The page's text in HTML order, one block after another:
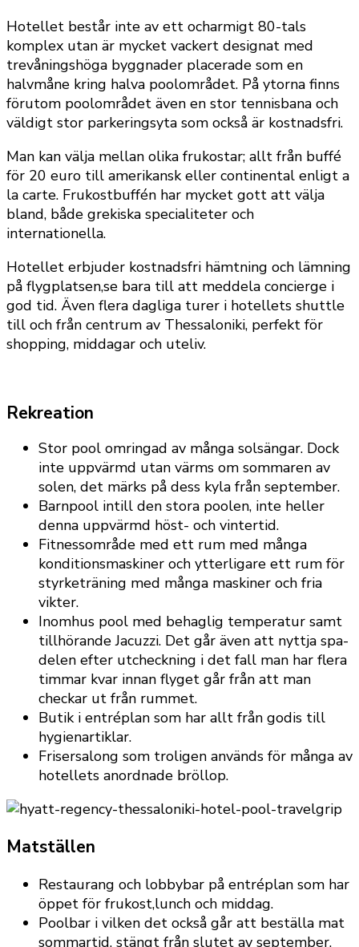
Hotellet består inte av ett ocharmigt 80-tals
komplex utan är mycket vackert designat med
trevåningshöga byggnader placerade som en
halvmåne kring halva poolområdet. På ytorna finns
förutom poolområdet även en stor tennisbana och
väldigt stor parkeringsyta som också är kostnadsfri.
Man kan välja mellan olika frukostar; allt från buffé
för 20 euro till amerikansk eller continental enligt a
la carte. Frukostbuffén har mycket gott att välja
bland, både grekiska specialiteter och
internationella.
Hotellet erbjuder kostnadsfri hämtning och lämning
på flygplatsen,se bara till att meddela concierge i
god tid. Även flera dagliga turer i hotellets shuttle
till och från centrum av Thessaloniki, perfekt för
shopping, middagar och uteliv.
Rekreation
Stor pool omringad av många solsängar. Dock
inte uppvärmd utan värms om sommaren av
solen, det märks på dess kyla från september.
Barnpool intill den stora poolen, inte heller
denna uppvärmd höst- och vintertid.
Fitnessområde med ett rum med många
konditionsmaskiner och ytterligare ett rum för
styrketräning med många maskiner och fria
vikter.
Inomhus pool med behaglig temperatur samt
tillhörande Jacuzzi. Det går även att nyttja spa-
delen efter utcheckning i det fall man har flera
timmar kvar innan flyget går från att man
checkar ut från rummet.
Butik i entréplan som har allt från godis till
hygienartiklar.
Frisersalong som troligen används för många av
hotellets anordnade bröllop.
Matställen
Restaurang och lobbybar på entréplan som har
öppet för frukost,lunch och middag.
Poolbar i vilken det också går att beställa mat
sommartid, stängt från slutet av september.